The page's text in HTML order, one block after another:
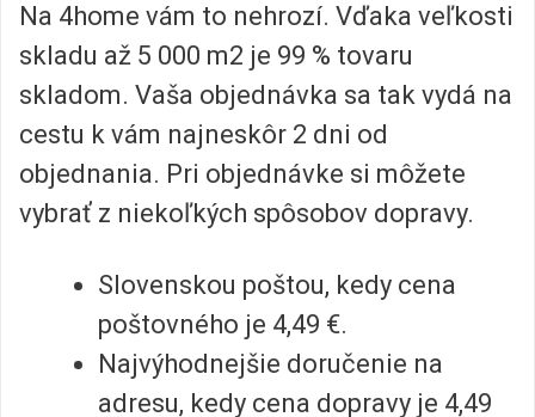
Na 4home vám to nehrozí. Vďaka veľkosti
skladu až 5 000 m2 je 99 % tovaru
skladom. Vaša objednávka sa tak vydá na
cestu k vám najneskôr 2 dni od
objednania. Pri objednávke si môžete
vybrať z niekoľkých spôsobov dopravy.
Slovenskou poštou, kedy cena
poštovného je 4,49 €.
Najvýhodnejšie doručenie na
adresu, kedy cena dopravy je 4,49